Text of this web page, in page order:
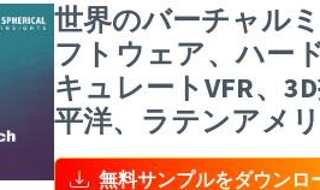
世界のバーチャル
フトウェア、ハー
キュレートVFR、
平洋、ラテンアメ
無料サンプルをダウンロ